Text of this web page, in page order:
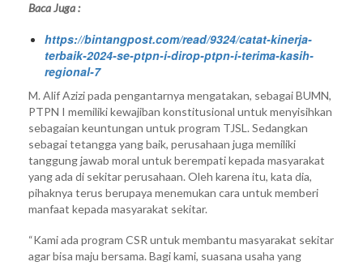
Baca Juga :
https://bintangpost.com/read/9324/catat-kinerja-
terbaik-2024-se-ptpn-i-dirop-ptpn-i-terima-kasih-
regional-7
M. Alif Azizi pada pengantarnya mengatakan, sebagai BUMN,
PTPN I memiliki kewajiban konstitusional untuk menyisihkan
sebagaian keuntungan untuk program TJSL. Sedangkan
sebagai tetangga yang baik, perusahaan juga memiliki
tanggung jawab moral untuk berempati kepada masyarakat
yang ada di sekitar perusahaan. Oleh karena itu, kata dia,
pihaknya terus berupaya menemukan cara untuk memberi
manfaat kepada masyarakat sekitar.
“Kami ada program CSR untuk membantu masyarakat sekitar
agar bisa maju bersama. Bagi kami, suasana usaha yang